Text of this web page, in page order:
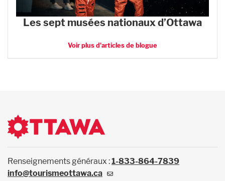
Les sept musées nationaux d’Ottawa
Voir plus d'articles de blogue
Renseignements généraux :1-833-864-7839
info@tourismeottawa.ca